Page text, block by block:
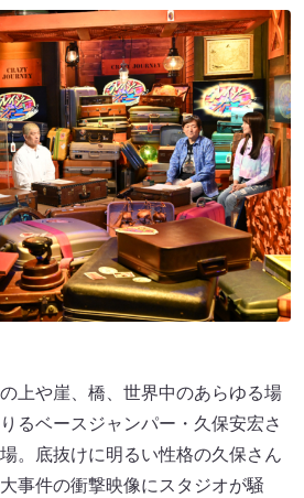
上や崖、橋、世界中のあらゆる場
るベースジャンパー・久保安宏さ
。底抜けに明るい性格の久保さん
事件の衝撃映像にスタジオが騒